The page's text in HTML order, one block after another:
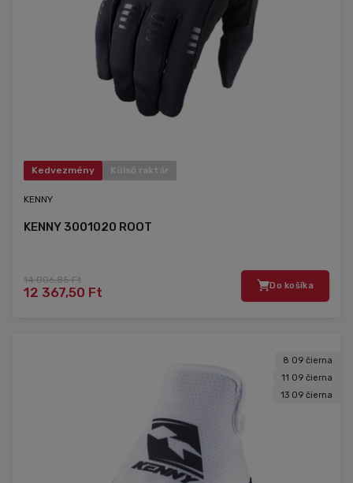
Kedvezmény Külső raktár
KENNY
KENNY 3001020 ROOT
14 006,85 Ft
12 367,50 Ft Do košíka
8 09 čierna
11 09 čierna
13 09 čierna